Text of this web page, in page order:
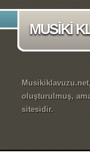
MUSİKİ
oluşturulmuş,
sitesidir.